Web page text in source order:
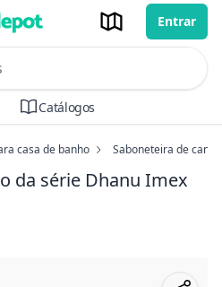
Entrar
header
Catálogos
casa de banho Saboneteira de
da série Dhanu Imex